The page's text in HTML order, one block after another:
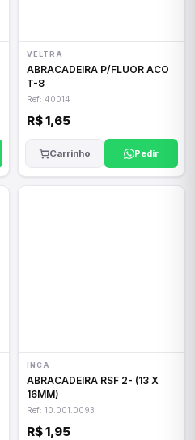
VELTRA
ABRACADEIRA P/FLUOR ACO
T-8
Ref: 40014
R$ 1,65
Carrinho Pedir
INCA
ABRACADEIRA RSF 2- (13 X
16MM)
Ref: 10.001.0093
R$ 1,95